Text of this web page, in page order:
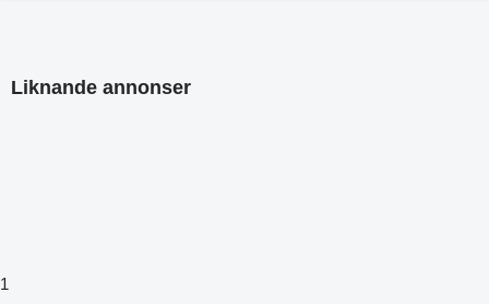
Liknande annonser
1